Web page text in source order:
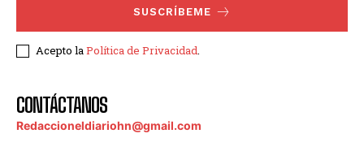
SUSCRÍBEME
Acepto laPolítica de Privacidad.
CONTÁCTANOS
Redaccioneldiariohn@gmail.com